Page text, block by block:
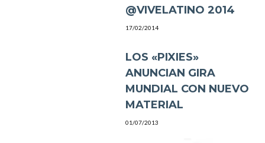
@VIVELATINO 2014
17/02/2014
LOS «PIXIES»
ANUNCIAN GIRA
MUNDIAL CON NUEVO
MATERIAL
01/07/2013